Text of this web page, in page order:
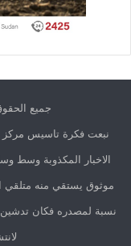
جميع الحقوق
نبعت فكرة تاسيس مركز
الاخبار المكذوبة وسط
موثوق يستقي منه متلقي
نسبة لمصدره فكان